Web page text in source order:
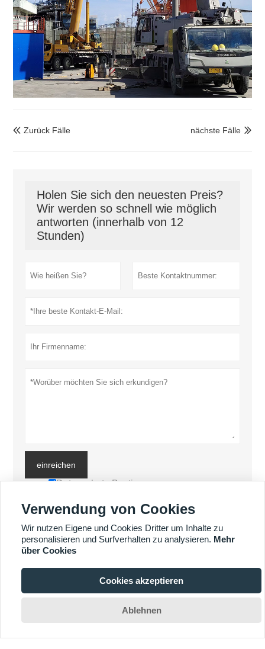

 Zurück Fälle 
nächste Fälle
Holen Sie sich den neuesten Preis?
Wir werden so schnell wie möglich
antworten (innerhalb von 12
Stunden)
einreichen
Datenschutz-Bestimmungen
MEHR PRODUKTE
MEHR DIENSTLEISTUNGEN
      
Copyright by © Luoyang Heng Guan Bearing Technology Co., Ltd. E-
Verwendung von Cookies
Wir nutzen Eigene und Cookies Dritter um Inhalte zu
personalisieren und Surfverhalten zu analysieren. Mehr
über Cookies
Cookies akzeptieren
Ablehnen